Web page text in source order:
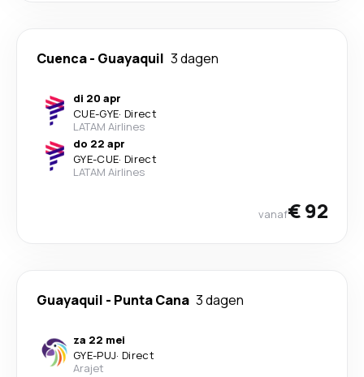
Cuenca- Guayaquil 3 dagen
di 20 apr
CUE-GYE· Direct
LATAM Airlines
do 22 apr
GYE-CUE· Direct
LATAM Airlines
vanaf€ 92
Guayaquil - Punta Cana 3 dagen
za 22 mei
GYE-PUJ· Direct
Arajet